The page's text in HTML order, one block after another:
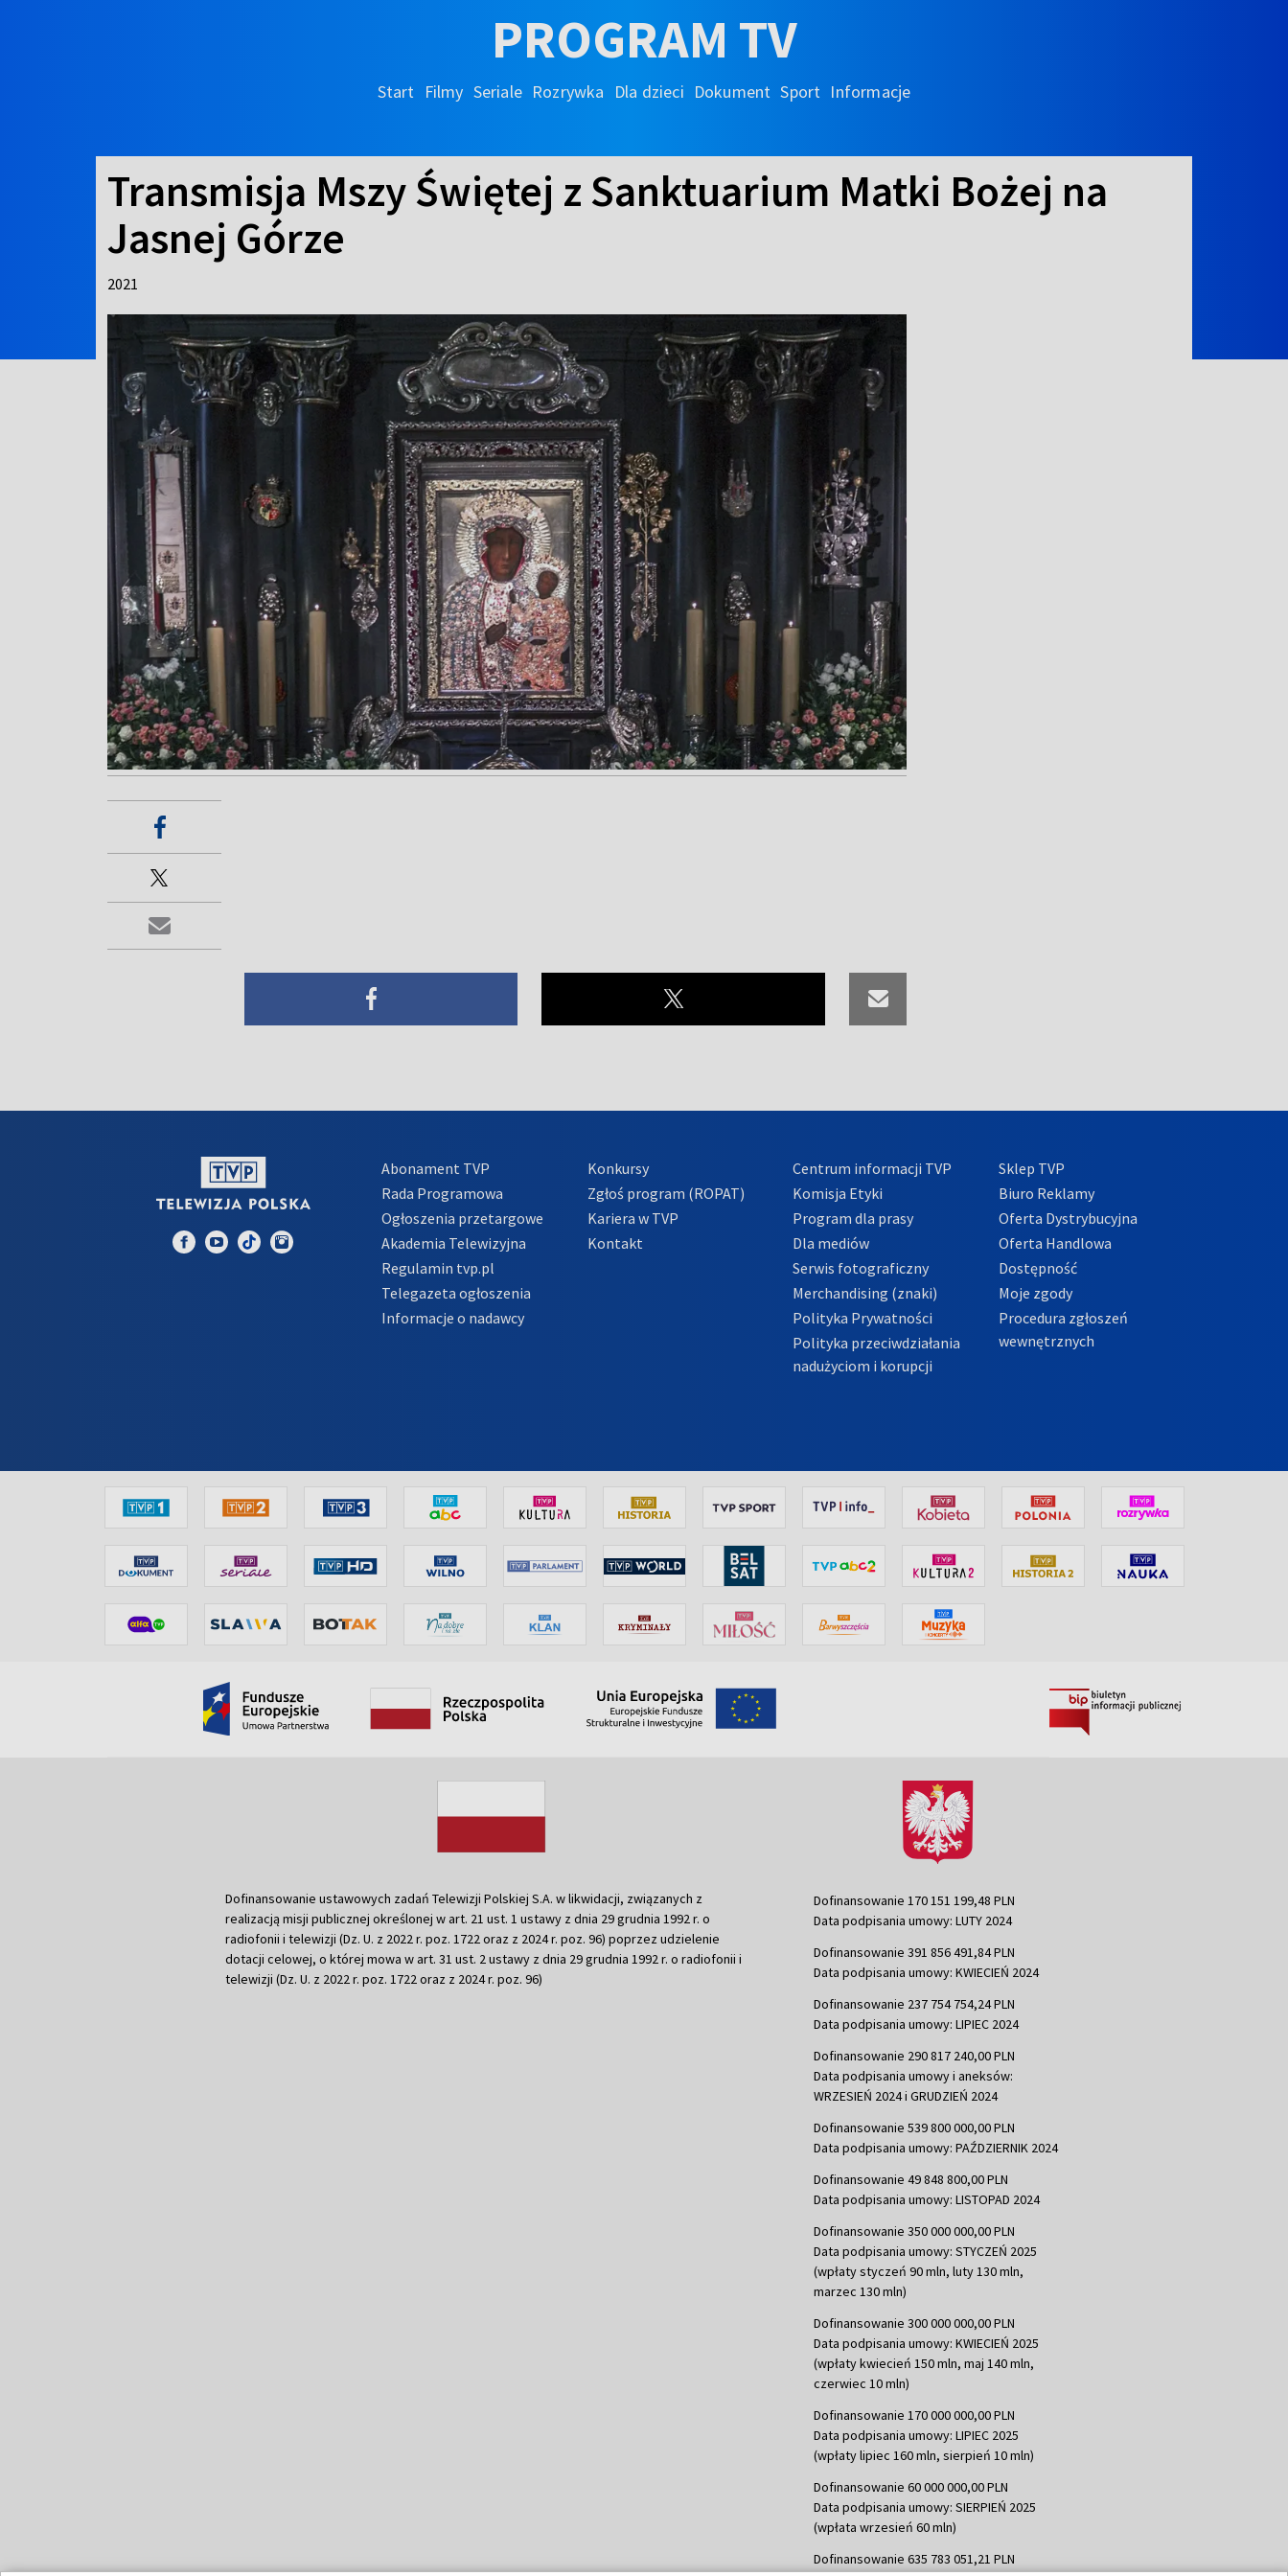
PROGRAM TV
Start Filmy Seriale Rozrywka Dla dzieci Dokument Sport Informacje
Transmisja Mszy Świętej z Sanktuarium Matki Bożej na
Jasnej Górze
2021
Abonament TVP
Rada Programowa
Ogłoszenia przetargowe
Akademia Telewizyjna
Regulamin tvp.pl
Telegazeta ogłoszenia
Informacje o nadawcy
Konkursy
Zgłoś program (ROPAT)
Kariera w TVP
Kontakt
Centrum informacji TVP
Komisja Etyki
Program dla prasy
Dla mediów
Serwis fotograficzny
Merchandising (znaki)
Polityka Prywatności
Polityka przeciwdziałania
nadużyciom i korupcji
Sklep TVP
Biuro Reklamy
Oferta Dystrybucyjna
Oferta Handlowa
Dostępność
Moje zgody
Procedura zgłoszeń
wewnętrznych
Dofinansowanie ustawowych zadań Telewizji Polskiej S.A. w likwidacji, związanych z
realizacją misji publicznej określonej w art. 21 ust. 1 ustawy z dnia 29 grudnia 1992 r. o
radiofonii i telewizji (Dz. U. z 2022 r. poz. 1722 oraz z 2024 r. poz. 96) poprzez udzielenie
dotacji celowej, o której mowa w art. 31 ust. 2 ustawy z dnia 29 grudnia 1992 r. o radiofonii i
telewizji (Dz. U. z 2022 r. poz. 1722 oraz z 2024 r. poz. 96)
Dofinansowanie 170 151 199,48 PLN
Data podpisania umowy: LUTY 2024
Dofinansowanie 391 856 491,84 PLN
Data podpisania umowy: KWIECIEŃ 2024
Dofinansowanie 237 754 754,24 PLN
Data podpisania umowy: LIPIEC 2024
Dofinansowanie 290 817 240,00 PLN
Data podpisania umowy i aneksów:
WRZESIEŃ 2024 i GRUDZIEŃ 2024
Dofinansowanie 539 800 000,00 PLN
Data podpisania umowy: PAŹDZIERNIK 2024
Dofinansowanie 49 848 800,00 PLN
Data podpisania umowy: LISTOPAD 2024
Dofinansowanie 350 000 000,00 PLN
Data podpisania umowy: STYCZEŃ 2025
(wpłaty styczeń 90 mln, luty 130 mln,
marzec 130 mln)
Dofinansowanie 300 000 000,00 PLN
Data podpisania umowy: KWIECIEŃ 2025
(wpłaty kwiecień 150 mln, maj 140 mln,
czerwiec 10 mln)
Dofinansowanie 170 000 000,00 PLN
Data podpisania umowy: LIPIEC 2025
(wpłaty lipiec 160 mln, sierpień 10 mln)
Dofinansowanie 60 000 000,00 PLN
Data podpisania umowy: SIERPIEŃ 2025
(wpłata wrzesień 60 mln)
Dofinansowanie 635 783 051,21 PLN